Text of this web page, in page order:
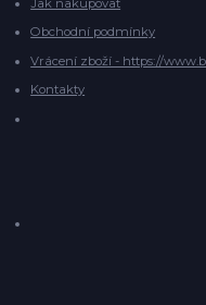
Jak nakupovat
Obchodní podmínky
Vrácení zboží - https://
Kontakty